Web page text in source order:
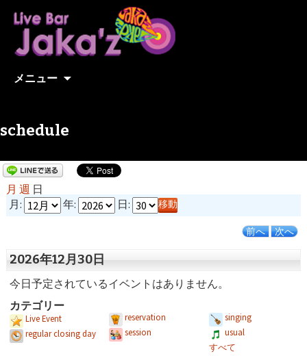
メニュー
schedule
月 週 日
月:
年: 日:
前へ 次へ
2026年12月30日
今日予定されているイベントはありません。
カテゴリー
Live Event
regular closing day
reservation
session
singing
usual
すべて